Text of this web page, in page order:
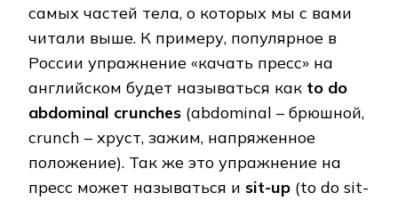
самых частей тела, о которых мы с вами
читали выше. К примеру, популярное в
России упражнение «качать пресс» на
английском будет называться как to do
abdominal crunches (abdominal – брюшной,
crunch – хруст, зажим, напряженное
положение). Так же это упражнение на
пресс может называться и sit-up (to do sit-